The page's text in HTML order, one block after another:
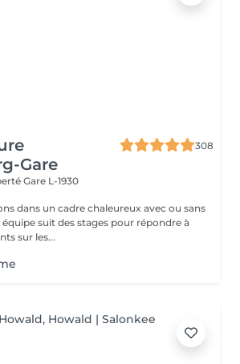
Gare
308
Gare L-1930
dans un cadre chaleureux avec ou sans
suit des stages pour répondre à
sur les...